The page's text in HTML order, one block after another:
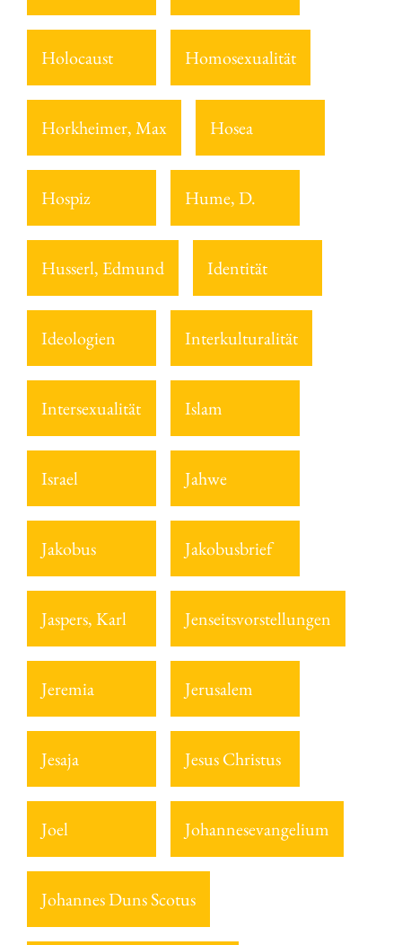
Holocaust Homosexualität
Horkheimer, Max Hosea
Hospiz Hume, D.
Husserl, Edmund Identität
Ideologien Interkulturalität
Intersexualität Islam
Israel Jahwe
Jakobus Jakobusbrief
Jaspers, Karl Jenseitsvorstellungen
Jeremia Jerusalem
Jesaja Jesus Christus
Joel Johannesevangelium
Johannes Duns Scotus